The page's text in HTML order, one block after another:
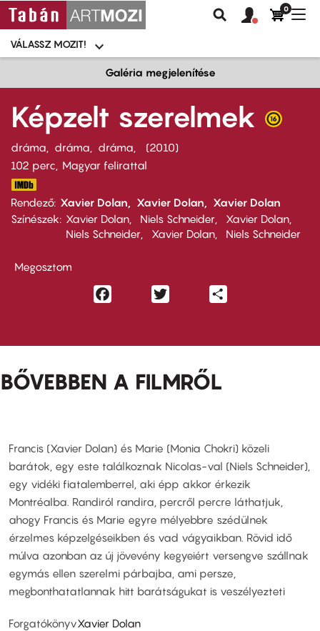
Moziválasztó
menü
VÁLASSZ MOZIT!
Keresés
Felhasználói
fiók
0
Galéria megjelenítése
Képzelt szerelmek
dráma dráma dráma
2010
102 perc,
Magyar felirattal
Rendező Xavier Dolan Xavier Dolan
Xavier Dolan
Színészek
Xavier Dolan Niels Schneider
Xavier Dolan
Niels Schneider
Xavier Dolan Niels Schneider
Megosztom
Facebook
BŐVEBBEN A FILMRŐL
Francis (Xavier Dolan) és Marie (Monia Chokri) közeli
barátok, egy este találkoznak Nicolas-val (Niels Schneider),
egy vidéki fiatalemberrel, aki épp akkor érkezik
Montréalba. Randiról randira, percről percre láthatjuk,
ahogy Francis és Marie egyre mélyebbre szédülnek
érzelmes képzelgéseikben és vad vágyaikban. Rövid idő
múlva azonban az új jövevény kegyeiért versengve szállnak
egymás ellen szerelmi párbajba, ami persze,
megbonthatatlannak hitt barátságukat is veszélyezteti
ForgatókönyvXavier Dolan